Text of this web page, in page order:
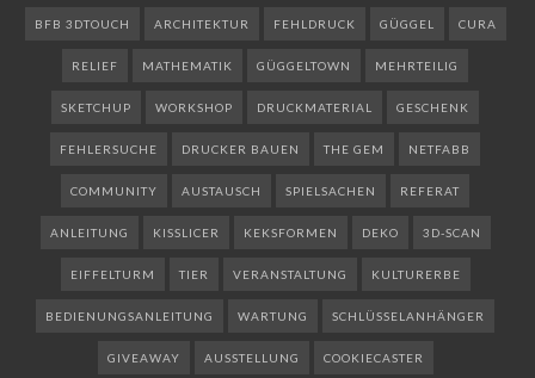
BFB 3DTOUCH ARCHITEKTUR FEHLDRUCK GÜGGEL CURA
RELIEF MATHEMATIK GÜGGELTOWN MEHRTEILIG
SKETCHUP WORKSHOP DRUCKMATERIAL GESCHENK
FEHLERSUCHE DRUCKER BAUEN THE GEM NETFABB
COMMUNITY AUSTAUSCH SPIELSACHEN REFERAT
ANLEITUNG KISSLICER KEKSFORMEN DEKO 3D-SCAN
EIFFELTURM TIER VERANSTALTUNG KULTURERBE
BEDIENUNGSANLEITUNG WARTUNG SCHLÜSSELANHÄNGER
GIVEAWAY AUSSTELLUNG COOKIECASTER